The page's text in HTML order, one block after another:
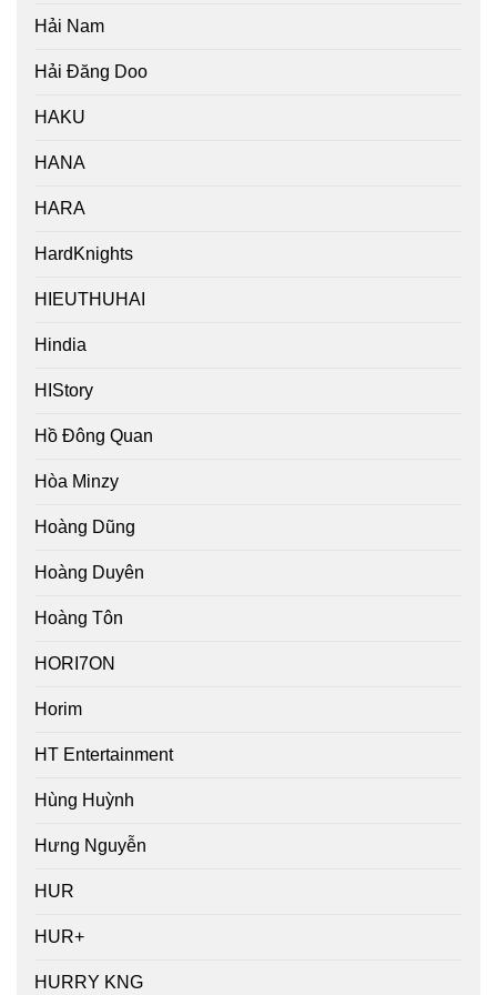
Hải Nam
Hải Đăng Doo
HAKU
HANA
HARA
HardKnights
HIEUTHUHAI
Hindia
HIStory
Hồ Đông Quan
Hòa Minzy
Hoàng Dũng
Hoàng Duyên
Hoàng Tôn
HORI7ON
Horim
HT Entertainment
Hùng Huỳnh
Hưng Nguyễn
HUR
HUR+
HURRY KNG